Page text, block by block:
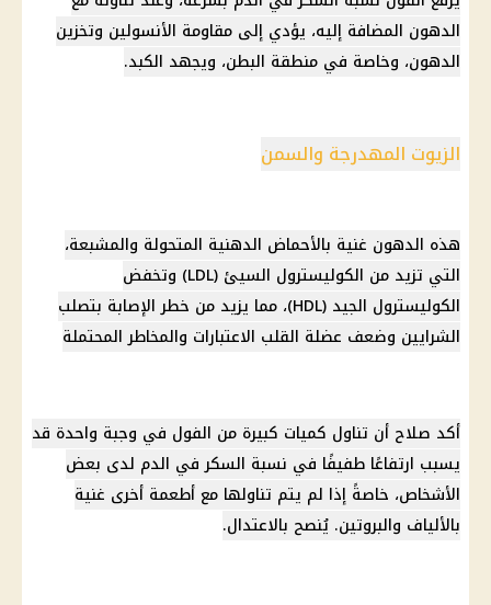
الدهون المضافة إليه، يؤدي إلى مقاومة الأنسولين وتخزين
الدهون، وخاصة في منطقة البطن، ويجهد الكبد.
الزيوت المهدرجة والسمن
هذه الدهون غنية بالأحماض الدهنية المتحولة والمشبعة،
التي تزيد من الكوليسترول السيئ (LDL) وتخفض
الكوليسترول
الجيد (HDL)، مما يزيد من خطر الإصابة بتصلب
الشرايين وضعف عضلة القلب الاعتبارات والمخاطر المحتملة
أكد صلاح أن تناول كميات كبيرة من الفول في وجبة واحدة قد
يسبب ارتفاعًا طفيفًا في نسبة السكر في الدم لدى بعض
الأشخاص، خاصةً إذا لم يتم تناولها مع أطعمة أخرى غنية
بالألياف والبروتين. يُنصح بالاعتدال.